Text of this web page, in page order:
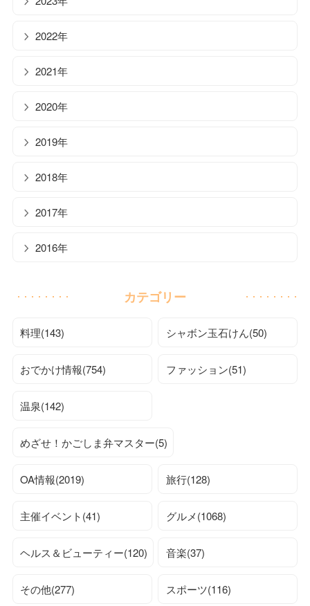
2022年
2021年
2020年
2019年
2018年
2017年
2016年
カテゴリー
料理(143) シャボン玉石けん(50)
おでかけ情報(754) ファッション(51)
温泉(142)
めざせ！かごしま弁マスター(5)
OA情報(2019) 旅行(128)
主催イベント(41) グルメ(1068)
ヘルス＆ビューティー(120) 音楽(37)
その他(277) スポーツ(116)